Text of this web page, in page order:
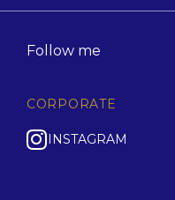
Follow me
CORPORATE
INSTAGRAM